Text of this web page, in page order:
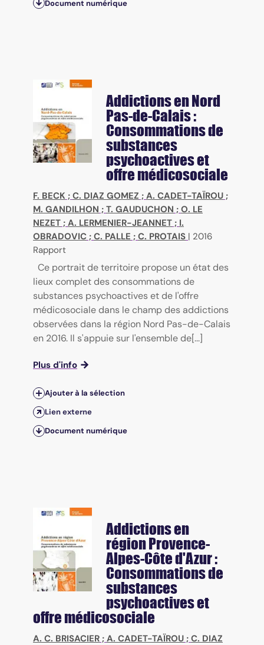
Document numérique
Addictions en Nord
Pas-de-Calais :
Consommations de
substances
psychoactives et
offre médicosociale
F. BECK ; C. DIAZ GOMEZ ; A. CADET-TAÏROU ;
M. GANDILHON ; T. GAUDUCHON ; O. LE
NEZET ; A. LERMENIER-JEANNET ; I.
OBRADOVIC ; C. PALLE ; C. PROTAIS | 2016
Rapport
Ce portrait de territoire propose un état des
lieux complet des consommations de
substances psychoactives et de l'offre
médicosociale dans le champ des addictions
observées dans la région Nord Pas-de-Calais
en 2016. Il s'appuie sur l'ensemble de[...]
Plus d'info
Ajouter à la sélection
Lien externe
Document numérique
Addictions en
région Provence-
Alpes-Côte d'Azur :
Consommations de
substances
psychoactives et
offre médicosociale
A. C. BRISACIER ; A. CADET-TAÏROU ; C. DIAZ